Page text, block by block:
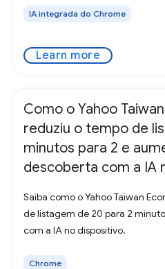
IA integrada do Chrome
Learn more
Como o Yahoo
reduziu o tempo de
minutos para 2 e
descoberta com a IA
Saiba como o Yahoo Taiwan
de listagem de 20 para 2
com a IA no dispositivo.
Chrome